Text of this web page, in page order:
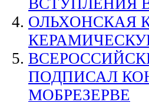
ВСТУПЛЕНИЯ
ОЛЬХОНСКАЯ
ПОДПИСАЛ
МОБРЕЗЕРВЕ